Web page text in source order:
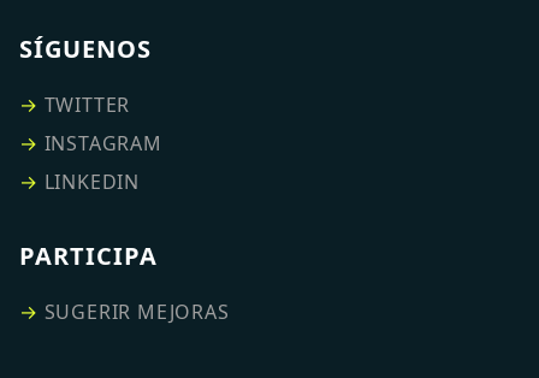
SÍGUENOS
→ TWITTER
→ INSTAGRAM
→ LINKEDIN
PARTICIPA
→ SUGERIR MEJORAS